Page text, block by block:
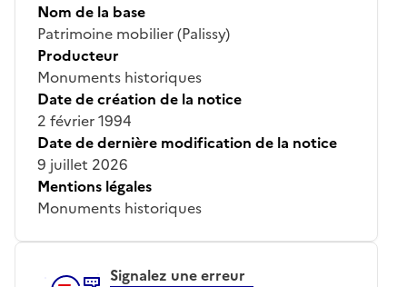
Nom de la base
Patrimoine mobilier (Palissy)
Producteur
Monuments historiques
Date de création de la notice
2 février 1994
Date de dernière modification de la notice
9 juillet 2026
Mentions légales
Monuments historiques
Signalez une erreur